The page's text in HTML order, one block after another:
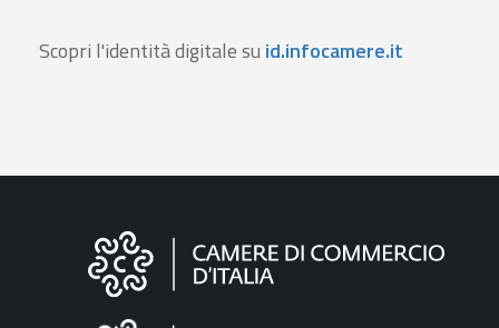
Scopri l'identità digitale su id.infocamere.it
Informazioni